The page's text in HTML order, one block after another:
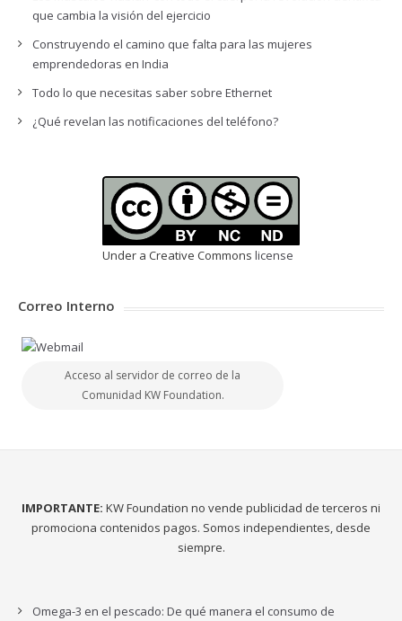
que cambia la visión del ejercicio
Construyendo el camino que falta para las mujeres
emprendedoras en India
Todo lo que necesitas saber sobre Ethernet
¿Qué revelan las notificaciones del teléfono?
Under a Creative Commons license
Correo Interno
Acceso al servidor de correo de la
Comunidad KW Foundation.
IMPORTANTE: KW Foundation no vende publicidad de terceros ni
promociona contenidos pagos. Somos independientes, desde
siempre.
Omega-3 en el pescado: De qué manera el consumo de